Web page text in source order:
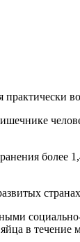
более
в течение